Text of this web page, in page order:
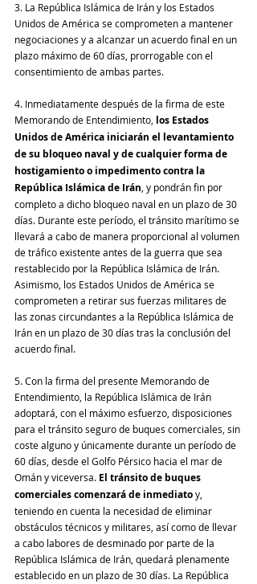
3. La República Islámica de Irán y los Estados
Unidos de América se comprometen a mantener
negociaciones y a alcanzar un acuerdo final en un
plazo máximo de 60 días, prorrogable con el
consentimiento de ambas partes.
4. Inmediatamente después de la firma de este
Memorando de Entendimiento, los Estados
Unidos de América iniciarán el levantamiento
de su bloqueo naval y de cualquier forma de
hostigamiento o impedimento contra la
República Islámica de Irán, y pondrán fin por
completo a dicho bloqueo naval en un plazo de 30
días. Durante este período, el tránsito marítimo se
llevará a cabo de manera proporcional al volumen
de tráfico existente antes de la guerra que sea
restablecido por la República Islámica de Irán.
Asimismo, los Estados Unidos de América se
comprometen a retirar sus fuerzas militares de
las zonas circundantes a la República Islámica de
Irán en un plazo de 30 días tras la conclusión del
acuerdo final.
5. Con la firma del presente Memorando de
Entendimiento, la República Islámica de Irán
adoptará, con el máximo esfuerzo, disposiciones
para el tránsito seguro de buques comerciales, sin
coste alguno y únicamente durante un período de
60 días, desde el Golfo Pérsico hacia el mar de
Omán y viceversa. El tránsito de buques
comerciales comenzará de inmediato y,
teniendo en cuenta la necesidad de eliminar
obstáculos técnicos y militares, así como de llevar
a cabo labores de desminado por parte de la
República Islámica de Irán, quedará plenamente
establecido en un plazo de 30 días. La República